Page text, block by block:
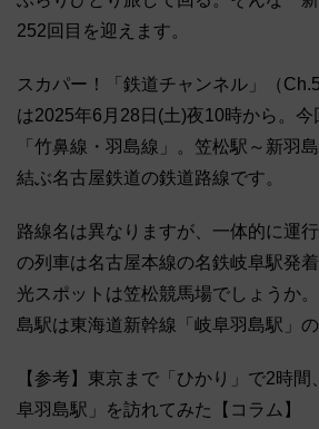
252回目を迎えます。
スカパー！「鉄道チャンネル」（
は2025年6月28日(土)夜10時から。
「竹鼻線・羽島線」。笠松駅～新羽
結ぶ名古屋鉄道の鉄道路線です。
路線名は異なりますが、一体的に運
の列車は名古屋本線の名鉄岐阜駅発
光スポットは笠松競馬場でしょうか
島駅は東海道新幹線「岐阜羽島駅」の
【参考】東京まで「ひかり」で2時
阜羽島駅」を訪れてみた【コラム】